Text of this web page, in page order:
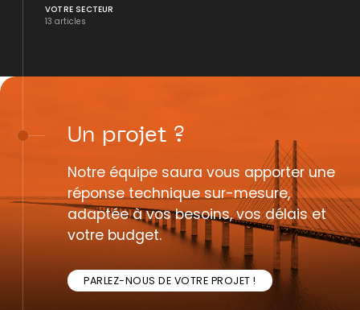
VOTRE SECTEUR
13 articles
Un projet ?
Notre équipe saura vous apporter une
réponse technique sur-mesure,
adaptée à vos besoins, vos délais et
votre budget.
PARLEZ-NOUS DE VOTRE PROJET !